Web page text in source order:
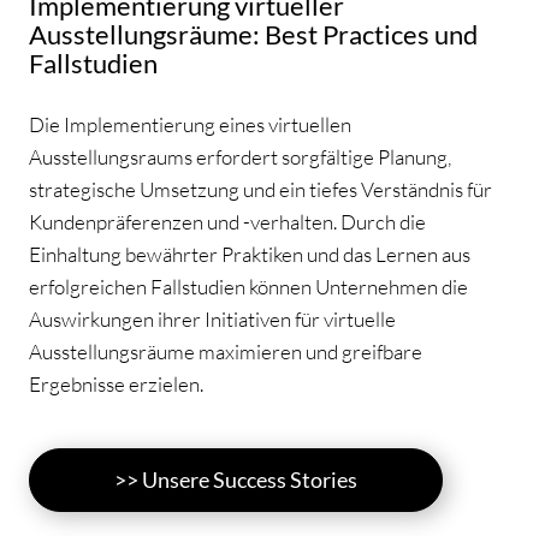
Ausstellungsräume: Best Practices und
Fallstudien
Die Implementierung eines virtuellen
Ausstellungsraums erfordert sorgfältige Planung,
strategische Umsetzung und ein tiefes Verständnis für
Kundenpräferenzen und -verhalten. Durch die
Einhaltung bewährter Praktiken und das Lernen aus
erfolgreichen Fallstudien können Unternehmen die
Auswirkungen ihrer Initiativen für virtuelle
Ausstellungsräume maximieren und greifbare
Ergebnisse erzielen.
>> Unsere Success Stories